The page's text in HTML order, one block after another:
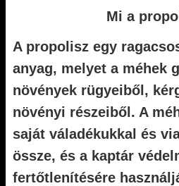
Mi a
A propolisz egy
anyag, melyet a méhek
növények rügyeiből,
növényi részeiből. A
saját váladékukkal és
össze, és a kaptár
fertőtlenítésére